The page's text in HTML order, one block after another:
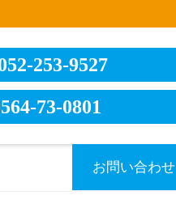
253-9527
73-0801
お問い合わせ